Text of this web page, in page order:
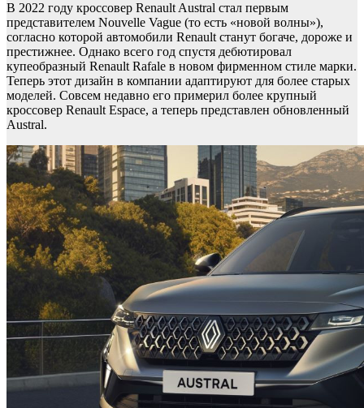
В 2022 году кроссовер Renault Austral стал первым
представителем Nouvelle Vague (то есть «новой волны»),
согласно которой автомобили Renault станут богаче, дороже и
престижнее. Однако всего год спустя дебютировал
купеобразный Renault Rafale в новом фирменном стиле марки.
Теперь этот дизайн в компании адаптируют для более старых
моделей. Совсем недавно его примерил более крупный
кроссовер Renault Espace, а теперь представлен обновленный
Austral.